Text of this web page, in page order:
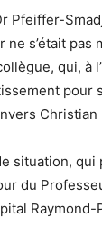
Pfeiffer-
s’était pas
qui, à
pour
Christian
situation, qui
du
Raymond-